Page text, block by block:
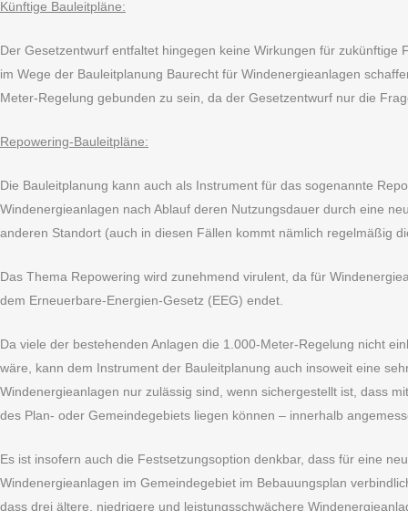
Künftige Bauleitpläne:
Der Gesetzentwurf entfaltet hingegen keine Wirkungen für
im Wege der Bauleitplanung Baurecht für Windenergieanlagen
Meter-Regelung gebunden zu sein, da der Gesetzentwurf nur die
Repowering-Bauleitpläne:
Die Bauleitplanung kann auch als Instrument für das sogenannte
Windenergieanlagen nach Ablauf deren Nutzungsdauer durch eine
anderen Standort (auch in diesen Fällen kommt nämlich regelmäßig
Das Thema Repowering wird zunehmend virulent, da für
dem Erneuerbare-Energien-Gesetz (EEG) endet.
Da viele der bestehenden Anlagen die 1.000-Meter-Regelung nicht
wäre, kann dem Instrument der Bauleitplanung auch insoweit eine
Windenergieanlagen nur zulässig sind, wenn sichergestellt ist, dass
des Plan- oder Gemeindegebiets liegen können – innerhalb
Es ist insofern auch die Festsetzungsoption denkbar, dass für eine
Windenergieanlagen im Gemeindegebiet im Bebauungsplan
dass drei ältere, niedrigere und leistungsschwächere